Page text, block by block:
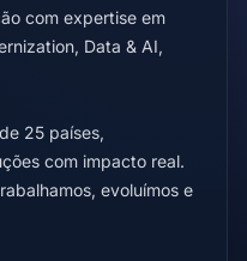
com expertise em
Data & AI,
25 países,
com impacto real.
evoluímos e